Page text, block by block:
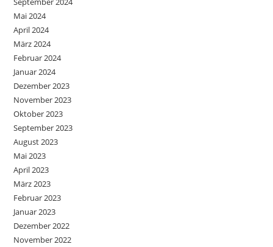
Mai 2024
April 2024
März 2024
Februar 2024
Januar 2024
Dezember 2023
November 2023
Oktober 2023
September 2023
August 2023
Mai 2023
April 2023
März 2023
Februar 2023
Januar 2023
Dezember 2022
November 2022